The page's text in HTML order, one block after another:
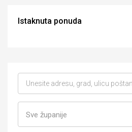
Istaknuta ponuda
Sve županije